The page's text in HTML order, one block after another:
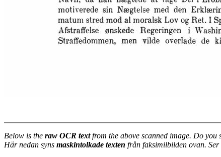
Below is the raw OCR textfrom the above scanned image. Do you
Här nedan syns maskintolkade texten från faksimilbilden ovan.